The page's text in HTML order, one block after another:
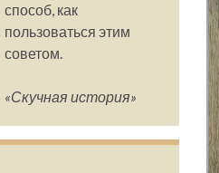
способ, как
пользоваться этим
советом.
«Скучная история»